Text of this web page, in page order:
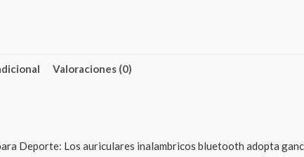
Valoraciones (0)
Deporte: Los auriculares inalambricos bluetooth adopta